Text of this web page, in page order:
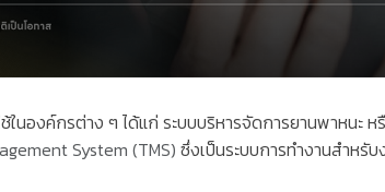
องค์กรต่าง ๆ ได้แก่ ระบบบริหารจัดการยานพาหนะ ห
System (TMS) ซึ่งเป็นระบบการทำงานสำหรั